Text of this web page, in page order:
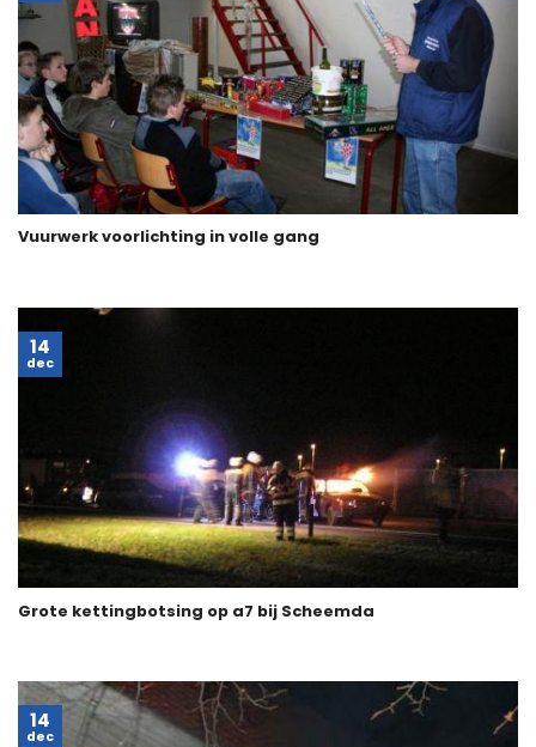
Vuurwerk voorlichting in volle gang
Grote kettingbotsing op a7 bij Scheemda
14
dec
14
dec